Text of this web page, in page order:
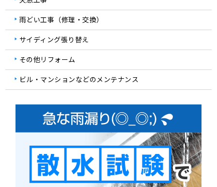
雨どい工事（修理・交換）
サイディング張り替え
その他リフォーム
ビル・マンションなどのメンテナンス